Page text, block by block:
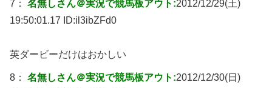
7： 名無しさん＠実況で競馬板アウト:2012/12/29(土)
19:50:01.17 ID:il3ibZFd0
英ダービーだけはおかしい
8： 名無しさん＠実況で競馬板アウト:2012/12/30(日)